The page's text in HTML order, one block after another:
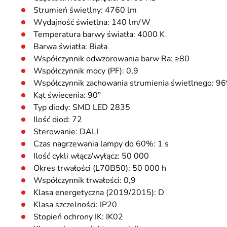
Strumień świetlny: 4760 lm
Wydajność świetlna: 140 lm/W
Temperatura barwy światła: 4000 K
Barwa światła: Biała
Współczynnik odwzorowania barw Ra: ≥80
Współczynnik mocy (PF): 0,9
Współczynnik zachowania strumienia świetlnego:
Kąt świecenia: 90°
Typ diody: SMD LED 2835
Ilość diod: 72
Sterowanie: DALI
Czas nagrzewania lampy do 60%: 1 s
Ilość cykli włącz/wyłącz: 50 000
Okres trwałości (L70B50): 50 000 h
Współczynnik trwałości: 0,9
Klasa energetyczna (2019/2015): D
Klasa szczelności: IP20
Stopień ochrony IK: IK02